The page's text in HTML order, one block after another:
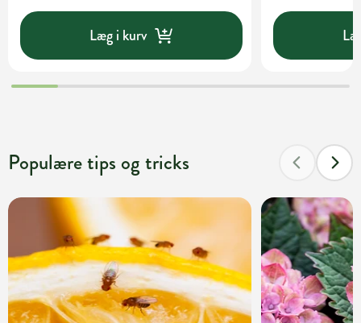
Læg i kurv
Populære tips og tricks